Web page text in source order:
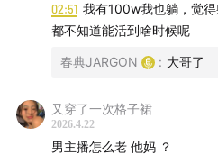
02:51 我有100w我也躺，觉得
都不知道能活到啥时候呢
春典JARGON : 大哥了
又穿了一次格子裙
2026.4.22
男主播怎么老 他妈 ？